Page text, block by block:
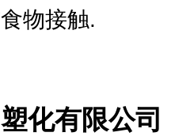
物接触.
化有限公司